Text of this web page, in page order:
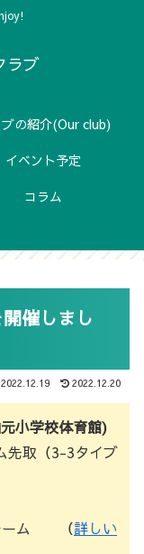
ラブ
ブの紹介(Our club)
イベント予定
コラム
催しまし
2022.12.19 2022.12.20
小学校体育館)
先取（3-3タイブ
ーム （詳しい